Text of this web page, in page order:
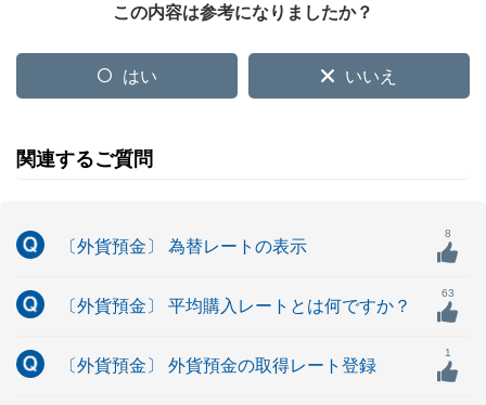
この内容は参考になりましたか？
はい いいえ
関連するご質問
〔外貨預金〕 為替レートの表示
8
〔外貨預金〕 平均購入レートとは何ですか？
63
〔外貨預金〕 外貨預金の取得レート登録
1